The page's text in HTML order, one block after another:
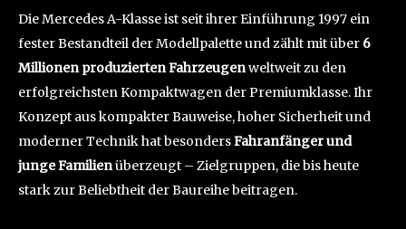
Die Mercedes A-Klasse ist seit ihrer Einführung 1997 ein
fester Bestandteil der Modellpalette und zählt mit über 6
Millionen produzierten Fahrzeugenweltweit zu den
erfolgreichsten Kompaktwagen der Premiumklasse. Ihr
Konzept aus kompakter Bauweise, hoher Sicherheit und
moderner Technik hat besondersFahranfänger und
junge Familienüberzeugt – Zielgruppen, die bis heute
stark zur Beliebtheit der Baureihe beitragen.